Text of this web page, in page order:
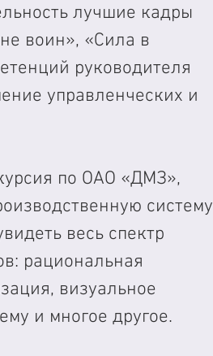
лучшие кадры
воин», «Сила в
руководителя
управленческих и
по ОАО «ДМЗ»,
систему
весь спектр
рациональная
визуальное
и многое другое.